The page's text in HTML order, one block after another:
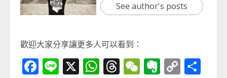
See author's posts
歡迎大家分享讓更多人可以看到：
Facebook
Line
X WhatsApp
Threads
WeChat
Evernote
Copy